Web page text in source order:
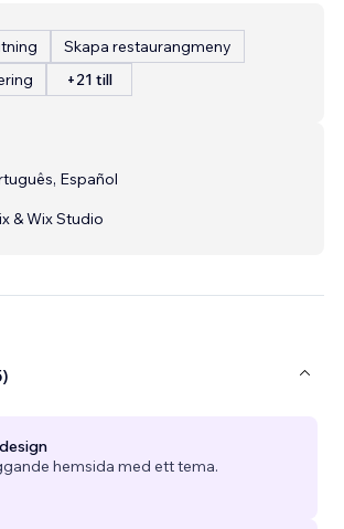
Skapa restaurangmeny
+21 till
Español
& Wix Studio
hemsida med ett tema.